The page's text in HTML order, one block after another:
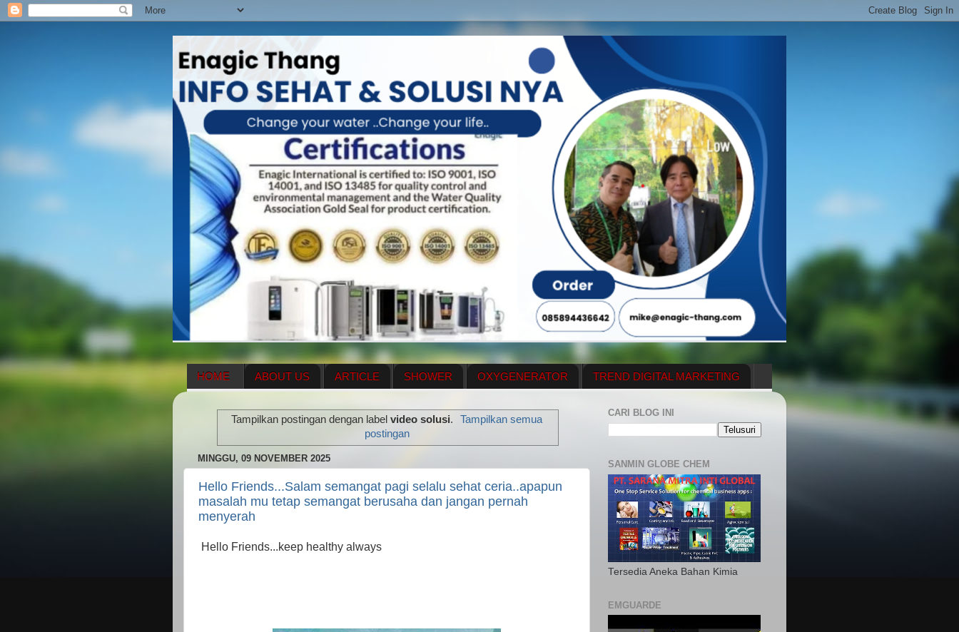
HOME ABOUT US ARTICLE SHOWER OXYGENERATOR TREND DIGITAL MARKETING
ENAGIC COMPENSATION PLAN MENUS
Tampilkan postingan dengan labelvideo solusi.
Tampilkan semua
postingan
MINGGU, 09 NOVEMBER 2025
Hello Friends...Salam semangat pagi selalu sehat ceria..apapun
masalah mu tetap semangat berusaha dan jangan pernah
menyerah
Hello Friends...keep healthy always
CARI BLOG INI
SANMIN GLOBE CHEM
Tersedia Aneka Bahan Kimia
EMGUARDE